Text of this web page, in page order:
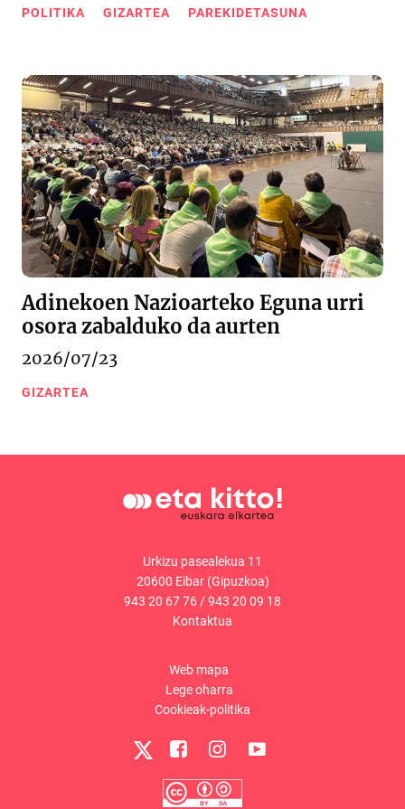
POLITIKA GIZARTEA PAREKIDETASUNA
Adinekoen Nazioarteko Eguna urri
osora zabalduko da aurten
2026/07/23
GIZARTEA
Urkizu pasealekua 11
20600 Eibar (Gipuzkoa)
943 20 67 76 /943 20 09 18
Kontaktua
Web mapa
Lege oharra
Cookieak-politika